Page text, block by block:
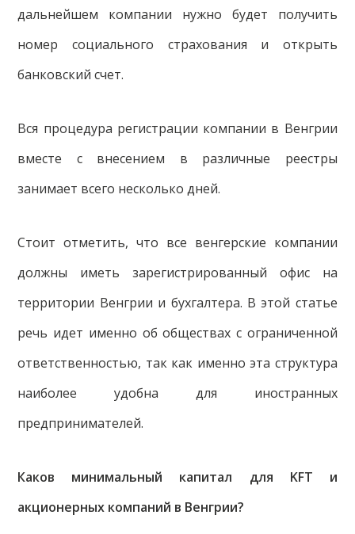
дальнейшем компании нужно будет получить
номер социального страхования и открыть
банковский счет.
Вся процедура регистрации компании в Венгрии
вместе с внесением в различные реестры
занимает всего несколько дней.
Стоит отметить, что все венгерские компании
должны иметь зарегистрированный офис на
территории Венгрии и бухгалтера. В этой статье
речь идет именно об обществах с ограниченной
ответственностью, так как именно эта структура
наиболее удобна для иностранных
предпринимателей.
Каков минимальный капитал для KFT и
акционерных компаний в Венгрии?